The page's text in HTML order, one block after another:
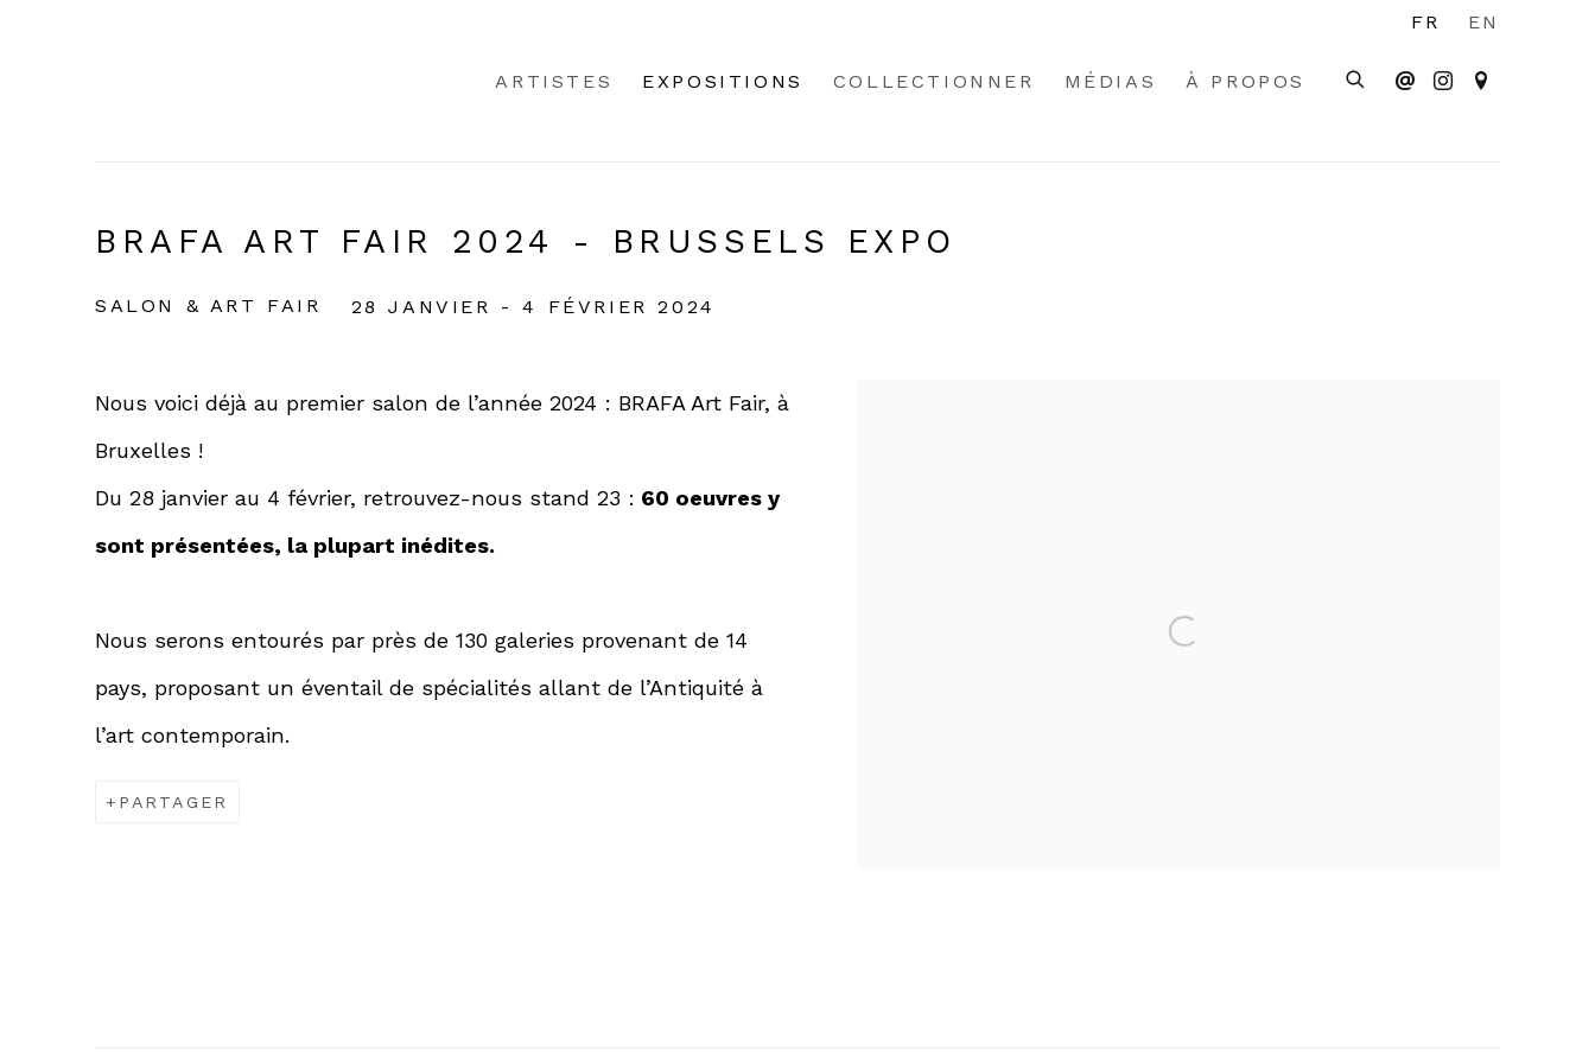
ARTISTES EXPOSITIONS COLLECTIONNER MÉDIAS À PROPOS
FR EN
BRAFA ART FAIR 2024 - BRUSSELS EXPO
SALON & ART FAIR 28 JANVIER - 4 FÉVRIER 2024
Nous voici déjà au premier salon de l’année 2024 : BRAFA Art Fair, à
Bruxelles !
Du 28 janvier au 4 février, retrouvez-nous stand 23 : 60 oeuvres y
sont présentées, la plupart inédites.
Nous serons entourés par près de 130 galeries provenant de 14
pays, proposant un éventail de spécialités allant de l’Antiquité à
l’art contemporain.
PARTAGER